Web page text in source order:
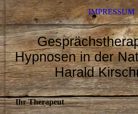
IMPRESSUM
Hypnosen in der
Harald
Ihr Therapeut